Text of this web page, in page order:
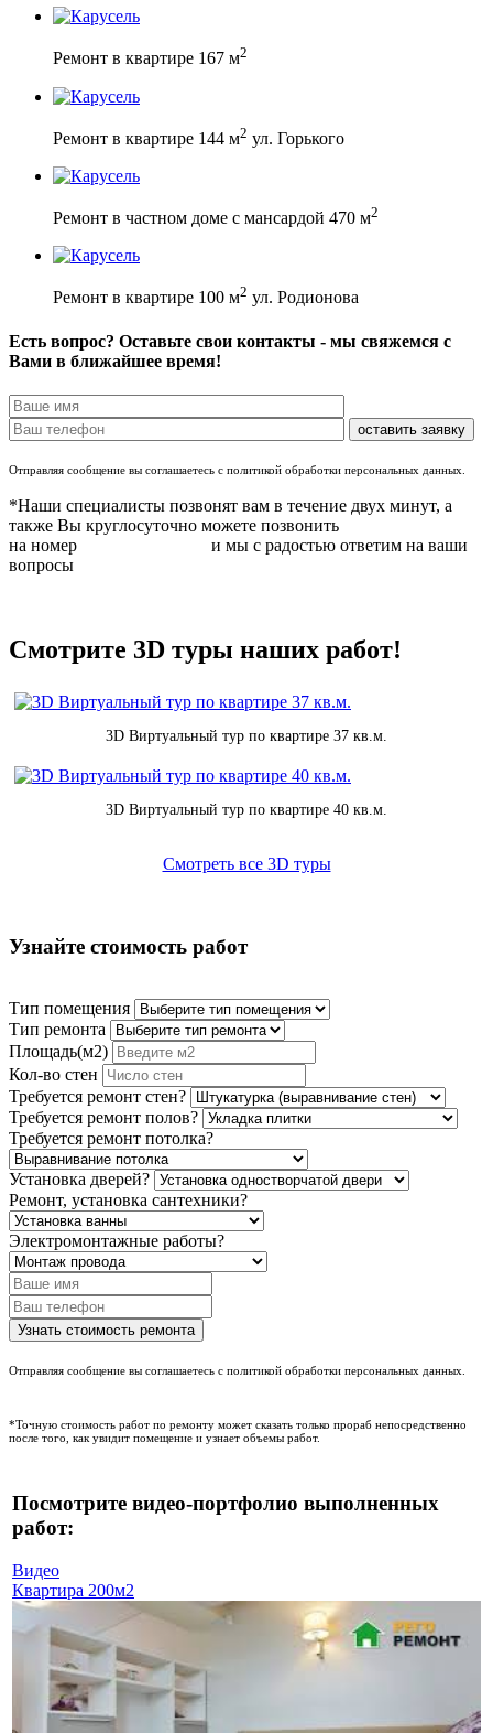
Ремонт в квартире 167 м2
Ремонт в квартире 144 м2 ул. Горького
Ремонт в частном доме с мансардой 470 м2
Ремонт в квартире 100 м2 ул. Родионова
Есть вопрос? Оставьте свои контакты - мы свяжемся с
Вами в ближайшее время!
Отправляя сообщение вы соглашаетесь с политикой обработки персональных данных.
*Наши специалисты позвонят вам в течение двух минут, а
также Вы круглосуточно можете позвонить
на номер
и мы с радостью ответим на ваши
вопросы
Смотрите 3D туры наших работ!
3D Виртуальный тур по квартире 37 кв.м.
3D Виртуальный тур по квартире 40 кв.м.
Смотреть все 3D туры
Узнайте стоимость работ
Тип помещения
Тип ремонта
Площадь(м2)
Кол-во стен
Требуется ремонт стен?
Требуется ремонт полов?
Требуется ремонт потолка?
Установка дверей?
Ремонт, установка сантехники?
Электромонтажные работы?
Отправляя сообщение вы соглашаетесь с политикой обработки персональных данных.
*Точную стоимость работ по ремонту может сказать только прораб непосредственно
после того, как увидит помещение и узнает объемы работ.
Посмотрите видео-портфолио выполненных
работ:
Видео
Квартира 200м2